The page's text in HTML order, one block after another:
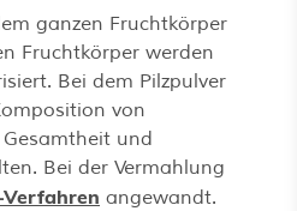
ganzen Fruchtkörper
Fruchtkörper werden
Bei dem Pilzpulver
von
und
Bei der Vermahlung
angewandt.